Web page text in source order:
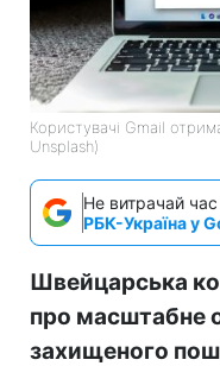
Користувачі Gmail
Unsplash)
Не витрачай
РБК-Україна у
Швейцарська
про масштабне
захищеного